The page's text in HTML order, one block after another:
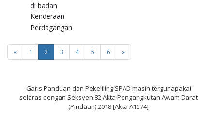
di badan
Kenderaan
Perdagangan
« 1 2 3 4 5 6 »
Garis Panduan dan Pekeliling SPAD masih tergunapakai
selaras dengan Seksyen 82 Akta Pengangkutan Awam Darat
(Pindaan) 2018 [Akta A1574]